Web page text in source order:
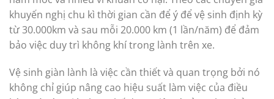
khuyến nghị chu kì thời gian cần để ý để vệ sinh định kỳ
từ 30.000km và sau mỗi 20.000 km (1 lần/năm) để đảm
bảo việc duy trì không khí trong lành trên xe.
Vệ sinh giàn lành là việc cần thiết và quan trọng bởi nó
không chỉ giúp nâng cao hiệu suất làm việc của điều